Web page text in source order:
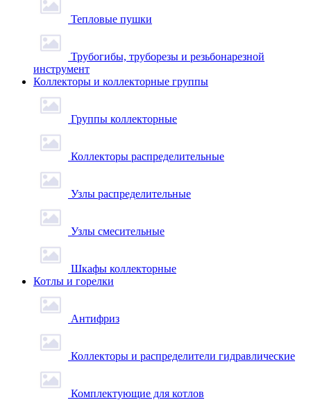
Тепловые пушки
Трубогибы, труборезы и резьбонарезной
инструмент
Коллекторы и коллекторные группы
Группы коллекторные
Коллекторы распределительные
Узлы распределительные
Узлы смесительные
Шкафы коллекторные
Котлы и горелки
Антифриз
Коллекторы и распределители гидравлические
Комплектующие для котлов